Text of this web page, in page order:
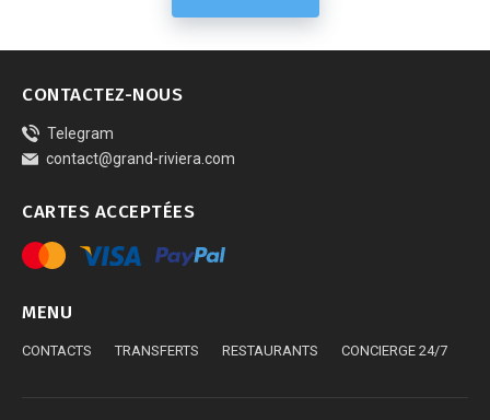
CONTACTEZ-NOUS
Telegram
contact@grand-riviera.com
СARTES ACCEPTÉES
MENU
CONTACTS TRANSFERTS RESTAURANTS CONCIERGE 24/7